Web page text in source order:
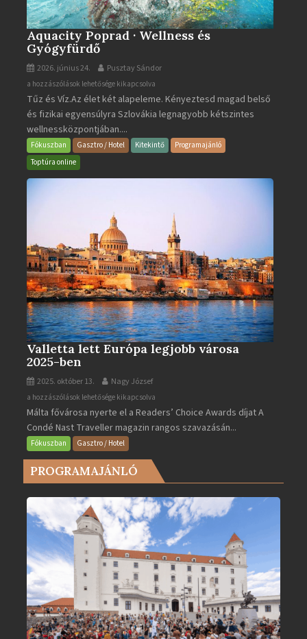
Aquacity Poprad · Wellness és
Gyógyfürdő
2026. június 24. Pusztay Sándor
Aquacity
Poprad
·
Wellness
és
Gyógyfürdő
a hozzászólások lehetősége kikapcsolva
Tűz és Víz.Az élet két alapeleme. Kényeztesd magad belső
és fizikai egyensúlyra Szlovákia legnagyobb kétszintes
wellnessközpontjában....
Fókuszban Gasztro / Hotel Kitekintő
Programajánló
Toptúra online
Valletta lett Európa legjobb városa
2025-ben
2025. október 13. Nagy József
Valletta
lett
Európa
legjobb
városa
2025-
bejegyzéshez
a hozzászólások lehetősége kikapcsolva
Málta fővárosa nyerte el a Readers’ Choice Awards díjat A
Condé Nast Traveller magazin rangos szavazásán...
Fókuszban Gasztro / Hotel
PROGRAMAJÁNLÓ